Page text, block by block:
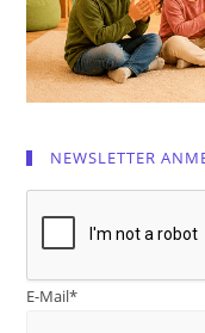
NEWSLETTER
E-Mail*